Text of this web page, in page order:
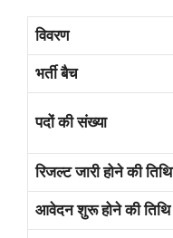
विवरण
भर्ती बैच
पदों की संख्या
रिजल्ट जारी होने की तिथि
आवेदन शुरू होने की तिथि